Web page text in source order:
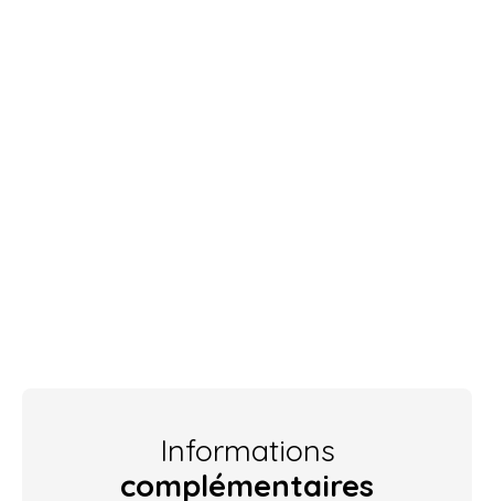
Informations
complémentaires